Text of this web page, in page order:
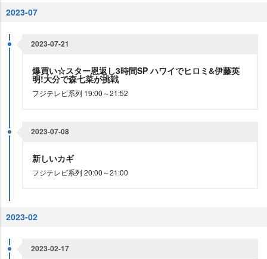
2023-07
2023-07-21
爆買い☆スター恩返し3時間SP ハワイでヒロミ&伊藤英
明!大分で森七菜が挑戦
フジテレビ系列 19:00～21:52
2023-07-08
新しいカギ
フジテレビ系列 20:00～21:00
2023-02
2023-02-17